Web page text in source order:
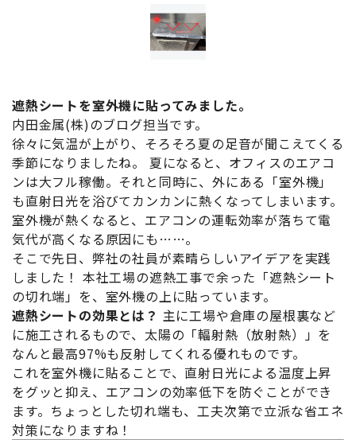
遮熱シートを室外機に貼ってみました。
内田金属(株)のブログ担当です。
徐々に気温が上がり、そろそろ夏の足音が聞こえてくる
季節になりましたね。 夏になると、オフィスのエアコ
ンは大フル稼働。それと同時に、外にある「室外機」
も直射日光を浴びてカンカンに熱くなってしまいます。
室外機が熱くなると、エアコンの運転効率が落ちて電
気代が高くなる原因にも……。
そこで先日、弊社の社員が素晴らしいアイデアを実践
しました！ 本社工場の遮熱工事で余った「遮熱シート
の切れ端」を、室外機の上に貼っています。
遮熱シートの効果とは？ 主に工場や倉庫の屋根裏など
に施工されるもので、太陽の「輻射熱（放射熱）」を
なんと最高97%も反射してくれる優れものです。
これを室外機に貼ることで、直射日光による温度上昇
をグッと抑え、エアコンの効率低下を防ぐことができ
ます。ちょっとした切れ端も、工夫次第で立派な省エネ
対策になりますね！